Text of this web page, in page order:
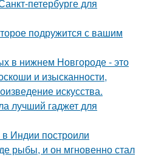
петербурге для
подружится с вашим
в нижнем Новгороде - это
и изысканности,
искусства.
лучший гаджет для
Индии построили
рыбы, и он мгновенно стал